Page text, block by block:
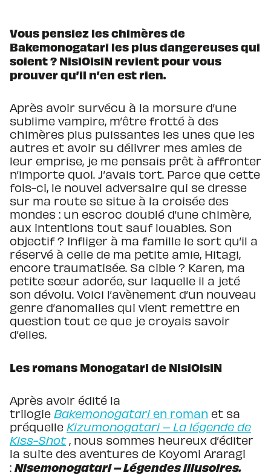
Vous pensiez les chimères de
Bakemonogatari les plus dangereuses qui
soient ? NisiOisiN revient pour vous
prouver qu’il n’en est rien.
Après avoir survécu à la morsure d’une
sublime vampire, m’être frotté à des
chimères plus puissantes les unes que les
autres et avoir su délivrer mes amies de
leur emprise, je me pensais prêt à affronter
n’importe quoi. J’avais tort. Parce que cette
fois-ci, le nouvel adversaire qui se dresse
sur ma route se situe à la croisée des
mondes : un escroc doublé d’une chimère,
aux intentions tout sauf louables. Son
objectif ? Infliger à ma famille le sort qu’il a
réservé à celle de ma petite amie, Hitagi,
encore traumatisée. Sa cible ? Karen, ma
petite sœur adorée, sur laquelle il a jeté
son dévolu. Voici l’avènement d’un nouveau
genre d’anomalies qui vient remettre en
question tout ce que je croyais savoir
d’elles.
Les romans Monogatari de NisiOisiN
Après avoir édité la
trilogie Bakemonogatarien roman et sa
préquelle Kizumonogatari – La légende de
Kiss-Shot, nous sommes heureux d’éditer
la suite des aventures de Koyomi Araragi
: Nisemonogatari – Légendes illusoires.